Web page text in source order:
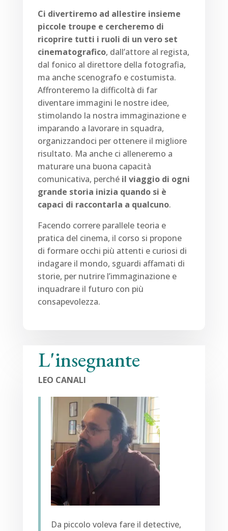
Ci divertiremo ad allestire insieme
piccole troupe e cercheremo di
ricoprire tutti i ruoli di un vero set
cinematografico, dall’attore al regista,
dal fonico al direttore della fotografia,
ma anche scenografo e costumista.
Affronteremo la difficoltà di far
diventare immagini le nostre idee,
stimolando la nostra immaginazione e
imparando a lavorare in squadra,
organizzandoci per ottenere il migliore
risultato. Ma anche ci alleneremo a
maturare una buona capacità
comunicativa, perché il viaggio di ogni
grande storia inizia quando si è
capaci di raccontarla a qualcuno.
Facendo correre parallele teoria e
pratica del cinema, il corso si propone
di formare occhi più attenti e curiosi di
indagare il mondo, sguardi affamati di
storie, per nutrire l’immaginazione e
inquadrare il futuro con più
consapevolezza.
L'insegnante
LEO CANALI
Da piccolo voleva fare il detective,